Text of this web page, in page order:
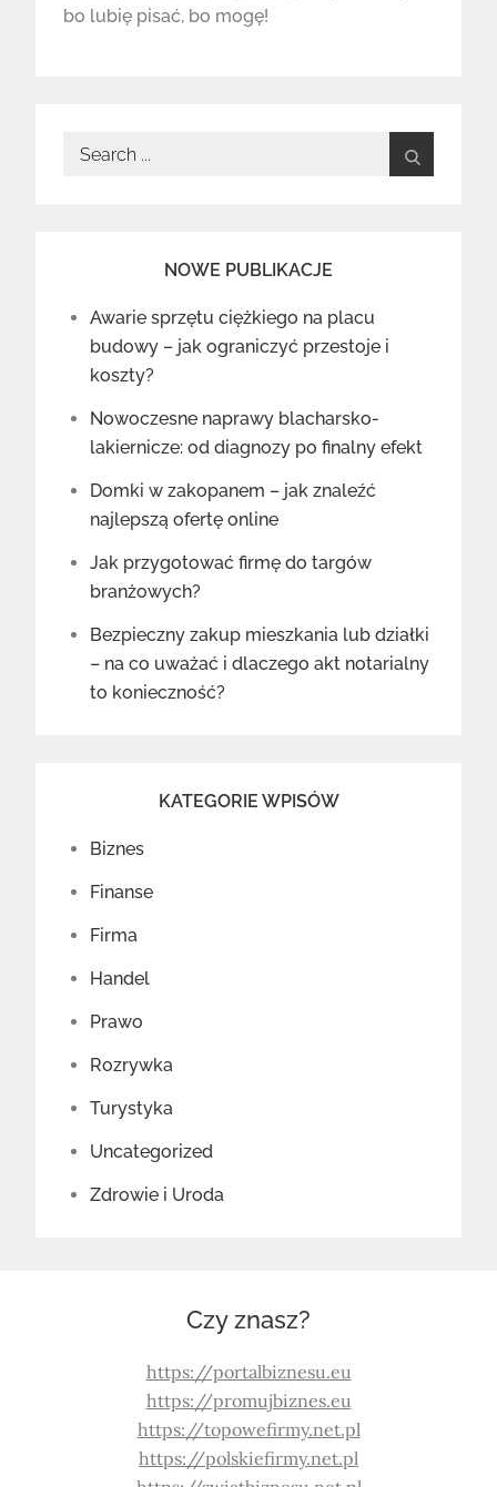
bo lubię pisać, bo mogę!
Search
NOWE PUBLIKACJE
Awarie sprzętu ciężkiego na placu
budowy – jak ograniczyć przestoje i
koszty?
Nowoczesne naprawy blacharsko-
lakiernicze: od diagnozy po finalny efekt
Domki w zakopanem – jak znaleźć
najlepszą ofertę online
Jak przygotować firmę do targów
branżowych?
Bezpieczny zakup mieszkania lub działki
– na co uważać i dlaczego akt notarialny
to konieczność?
KATEGORIE WPISÓW
Biznes
Finanse
Firma
Handel
Prawo
Rozrywka
Turystyka
Uncategorized
Zdrowie i Uroda
Czy znasz?
https://portalbiznesu.eu
https://promujbiznes.eu
https://topowefirmy.net.pl
https://polskiefirmy.net.pl